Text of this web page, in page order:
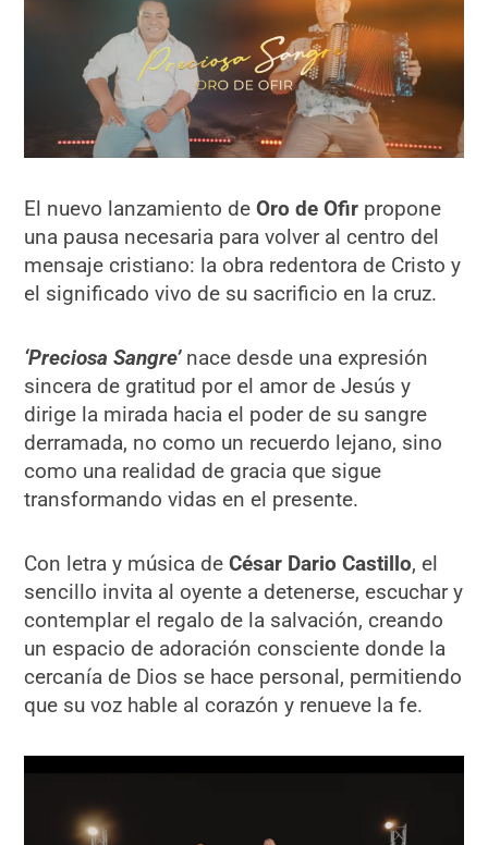
El nuevo lanzamiento deOro de Ofir propone
una pausa necesaria para volver al centro del
mensaje cristiano: la obra redentora de Cristo y
el significado vivo de su sacrificio en la cruz.
‘Preciosa Sangre’nace desde una expresión
sincera de gratitud por el amor de Jesús y
dirige la mirada hacia el poder de su sangre
derramada, no como un recuerdo lejano, sino
como una realidad de gracia que sigue
transformando vidas en el presente.
Con letra y música deCésar Dario Castillo, el
sencillo invita al oyente a detenerse, escuchar y
contemplar el regalo de la salvación, creando
un espacio de adoración consciente donde la
cercanía de Dios se hace personal, permitiendo
que su voz hable al corazón y renueve la fe.